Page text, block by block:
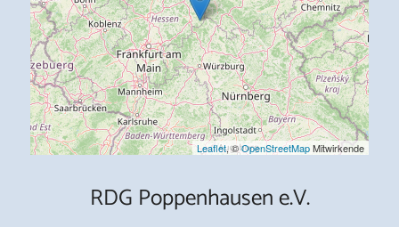
Leaflet, ©OpenStreetMapMitwirkende
RDG Poppenhausen e.V.